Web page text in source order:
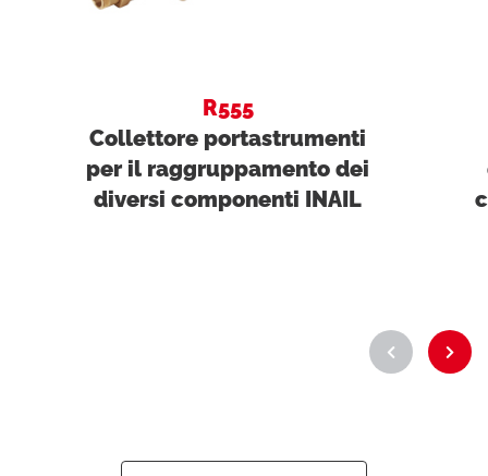
R555
Collettore portastrumenti
per il raggruppamento dei
diversi componenti INAIL